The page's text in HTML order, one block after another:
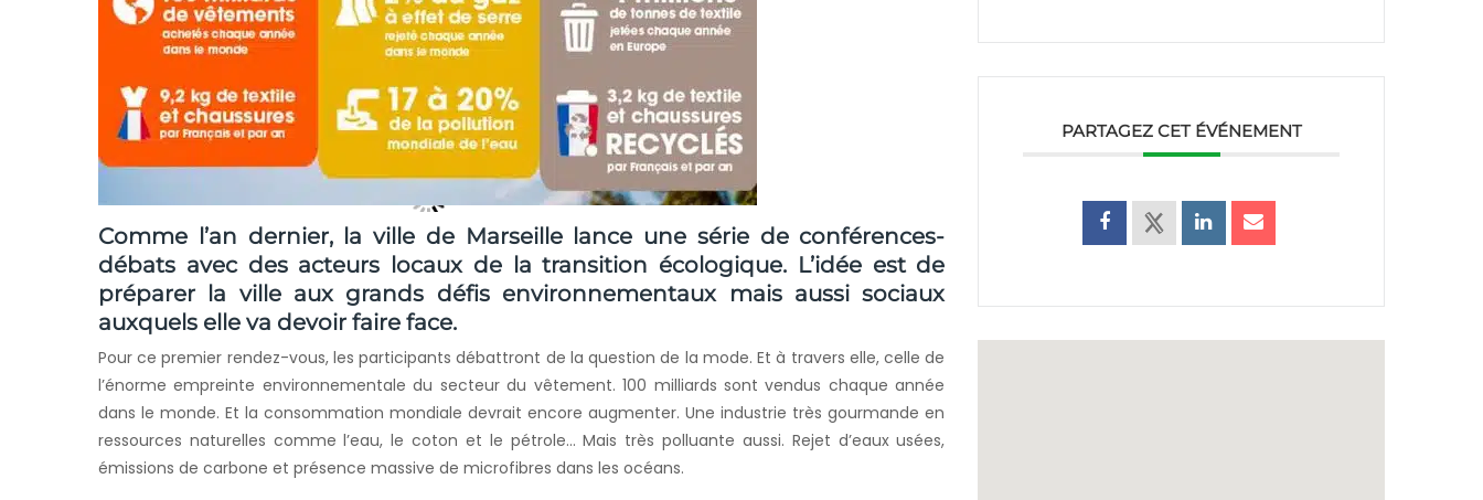
Comme l’an dernier, la ville de Marseille lance une série de conférences-
débats avec des acteurs locaux de la transition écologique. L’idée est de
préparer la ville aux grands défis environnementaux mais aussi sociaux
auxquels elle va devoir faire face.
Pour ce premier rendez-vous, les participants débattront de la question de la mode. Et à travers elle, celle de
l’énorme empreinte environnementale du secteur du vêtement. 100 milliards sont vendus chaque année
dans le monde. Et la consommation mondiale devrait encore augmenter. Une industrie très gourmande en
ressources naturelles comme l’eau, le coton et le pétrole… Mais très polluante aussi. Rejet d’eaux usées,
émissions de carbone et présence massive de microfibres dans les océans.
PARTAGEZ CET ÉVÉNEMENT